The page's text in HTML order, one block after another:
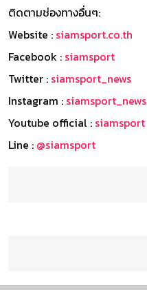
ติดตามช่องทางอื่นๆ:
Website : siamsport.co.th
Facebook : siamsport
Twitter : siamsport_news
Instagram : siamsport_news
Youtube official : siamsport
Line : @siamsport